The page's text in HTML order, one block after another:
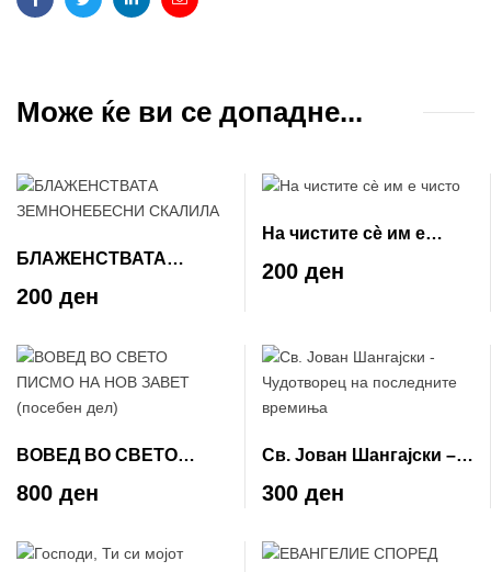
FacebookTwitterLinkedinEmail
Може ќе ви се допадне...
БЛАЖЕНСТВАТА
ЗЕМНОНЕБЕСНИ
СКАЛИЛА
200 ден
На чистите сè им е
чисто
200 ден
ВОВЕД ВО СВЕТО
ПИСМО НА НОВ ЗАВЕТ
(посебен дел)
800 ден
Св. Јован Шангајски –
Чудотворец на
последните времиња
300 ден